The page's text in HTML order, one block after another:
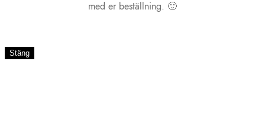
med er beställning. 🙂
Stäng